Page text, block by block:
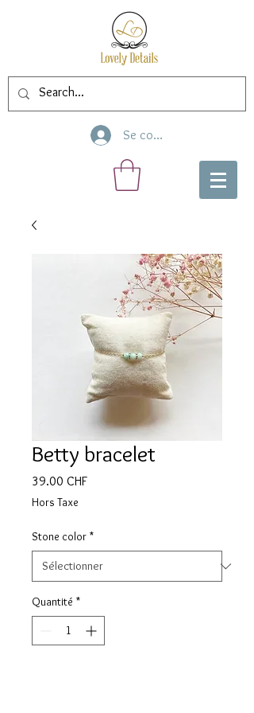
Se connecter
Betty bracelet
39.00 CHFPrix
Hors Taxe
Stone color *
Quantité *